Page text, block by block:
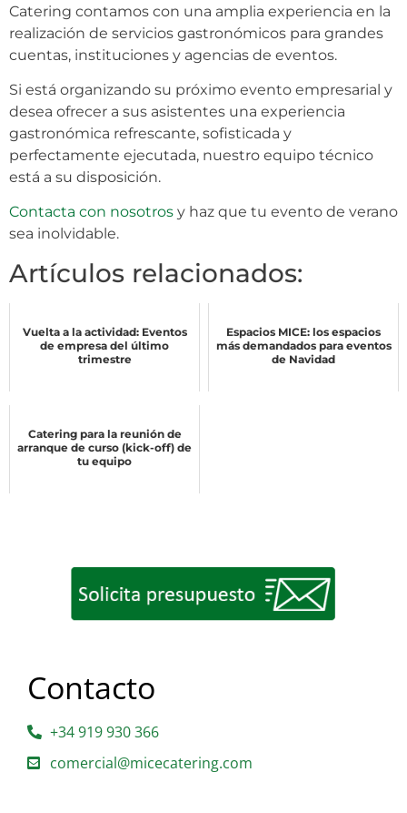
Catering contamos con una amplia experiencia en la
realización de servicios gastronómicos para grandes
cuentas, instituciones y agencias de eventos.
Si está organizando su próximo evento empresarial y
desea ofrecer a sus asistentes una experiencia
gastronómica refrescante, sofisticada y
perfectamente ejecutada, nuestro equipo técnico
está a su disposición.
Contacta con nosotros y haz que tu evento de verano
sea inolvidable.
Artículos relacionados:
Vuelta a la actividad: Eventos
de empresa del último
trimestre
Espacios MICE: los espacios
más demandados para eventos
de Navidad
Catering para la reunión de
arranque de curso (kick-off) de
tu equipo
Contacto
+34 919 930 366
comercial@micecatering.com